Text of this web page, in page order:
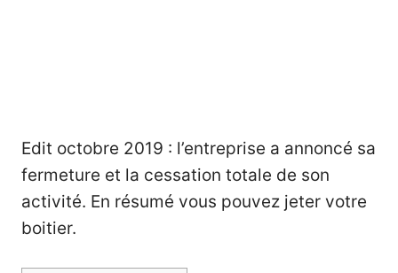
Edit octobre 2019 : l’entreprise a annoncé sa
fermeture et la cessation totale de son
activité. En résumé vous pouvez jeter votre
boitier.